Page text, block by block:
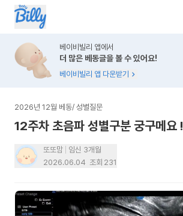
베이비빌리 앱에서
더 많은 베동글을 볼 수 있어요!
베이비빌리 앱 다운받기
2026년 12월 베동/ 성별질문
12주차 초음파 성별구분 궁구메요 !
또또맘
임신 3개월
2026.06.04 조회 231